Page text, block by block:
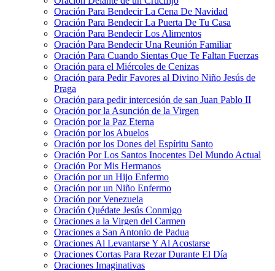
Oración Para Bendecir La Cena De Navidad
Oración Para Bendecir La Puerta De Tu Casa
Oración Para Bendecir Los Alimentos
Oración Para Bendecir Una Reunión Familiar
Oración Para Cuando Sientas Que Te Faltan Fuerzas
Oración para el Miércoles de Cenizas
Oración para Pedir Favores al Divino Niño Jesús de
Praga
Oración para pedir intercesión de san Juan Pablo II
Oración por la Asunción de la Virgen
Oración por la Paz Eterna
Oración por los Abuelos
Oración por los Dones del Espíritu Santo
Oración Por Los Santos Inocentes Del Mundo Actual
Oración Por Mis Hermanos
Oración por un Hijo Enfermo
Oración por un Niño Enfermo
Oración por Venezuela
Oración Quédate Jesús Conmigo
Oraciones a la Virgen del Carmen
Oraciones a San Antonio de Padua
Oraciones Al Levantarse Y Al Acostarse
Oraciones Cortas Para Rezar Durante El Día
Oraciones Imaginativas